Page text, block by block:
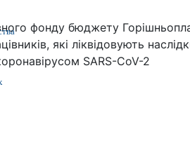
фонду бюджету
які ліквідовують
SARS-CoV-2